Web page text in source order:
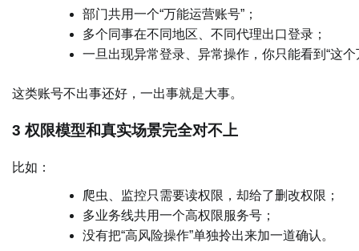
部门共用一个“万能运营账号”；
多个同事在不同地区、不同代理出口登录；
一旦出现异常登录、异常操作，你只能看到“这个
这类账号不出事还好，一出事就是大事。
3 权限模型和真实场景完全对不上
比如：
爬虫、监控只需要读权限，却给了删改权限；
多业务线共用一个高权限服务号；
没有把“高风险操作”单独拎出来加一道确认。